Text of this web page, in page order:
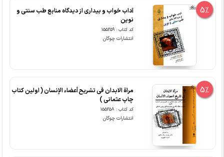
5%
آداب خواب و بیداری از دیدگاه منابع طب سنتی و
نوین
کد کتاب : 155259
انتشارات چوگان
5%
مراة الابدان فی تشریح أعضاء الإنسان ( اولین کتاب
چاپ عثمانی )
کد کتاب : 155258
انتشارات چوگان